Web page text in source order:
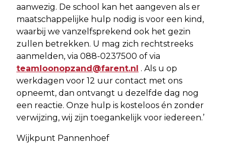
aanwezig. De school kan het aangeven als er
maatschappelijke hulp nodig is voor een kind,
waarbij we vanzelfsprekend ook het gezin
zullen betrekken. U mag zich rechtstreeks
aanmelden, via 088-0237500 of via
teamloonopzand@farent.nl . Als u op
werkdagen voor 12 uur contact met ons
opneemt, dan ontvangt u dezelfde dag nog
een reactie. Onze hulp is kosteloos én zonder
verwijzing, wij zijn toegankelijk voor iedereen.’
Wijkpunt Pannenhoef